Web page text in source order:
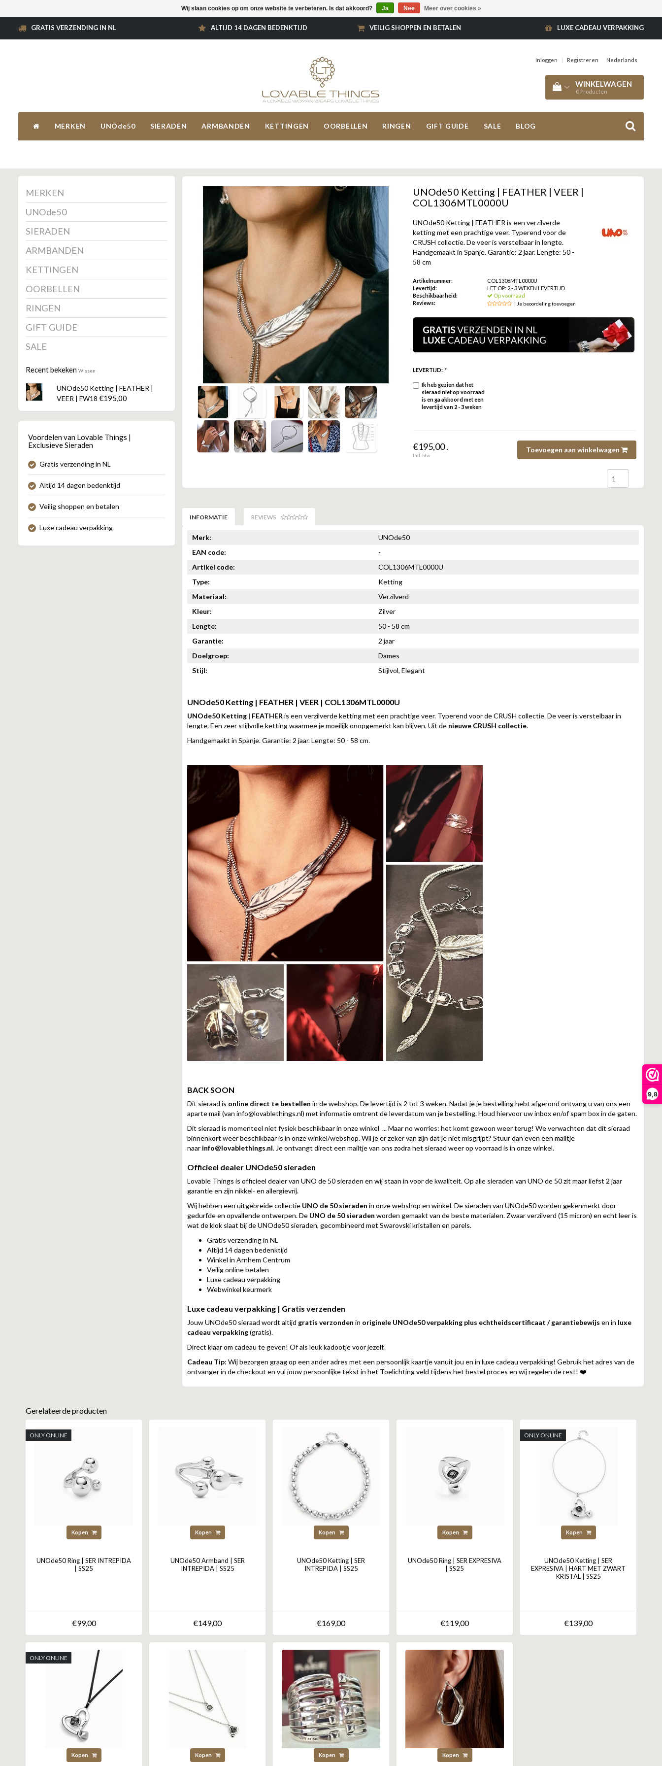
9,8
GRATIS VERZENDING IN NL ALTIJD 14 DAGEN BEDENKTIJD VEILIG SHOPPEN EN BETALEN LUXE CADEAU VERPAKKING
Inloggen | Registreren Nederlands
WINKELWAGEN
0 Producten
MERKEN UNOde50 SIERADEN ARMBANDEN KETTINGEN OORBELLEN RINGEN GIFT GUIDE SALE BLOG
MERKEN
UNOde50
SIERADEN
ARMBANDEN
KETTINGEN
OORBELLEN
RINGEN
GIFT GUIDE
SALE
Recent bekeken Wissen
UNOde50 Ketting | FEATHER |
VEER | FW18 €195,00
Voordelen van Lovable Things |
Exclusieve Sieraden
Gratis verzending in NL
Altijd 14 dagen bedenktijd
Veilig shoppen en betalen
Luxe cadeau verpakking
UNOde50 Ketting | FEATHER | VEER |
COL1306MTL0000U
UNOde50 Ketting | FEATHER is een verzilverde
ketting met een prachtige veer. Typerend voor de
CRUSH collectie. De veer is verstelbaar in lengte.
Handgemaakt in Spanje. Garantie: 2 jaar. Lengte: 50 -
58 cm
Artikelnummer:
COL1306MTL0000U
Levertijd:
LET OP: 2 - 3 WEKEN LEVERTIJD
Beschikbaarheid:
Op voorraad
Reviews:
| Je beoordeling toevoegen
LEVERTIJD: *
Ik heb gezien dat het
sieraad niet op voorraad
is en ga akkoord met een
levertijd van 2 - 3 weken
€195,00 .
Incl. btw
Toevoegen aan winkelwagen
INFORMATIE REVIEWS
Merk:
UNOde50
EAN code:
-
Artikel code:
COL1306MTL0000U
Type:
Ketting
Materiaal:
Verzilverd
Kleur:
Zilver
Lengte:
50 - 58 cm
Garantie:
2 jaar
Doelgroep:
Dames
Stijl:
Stijlvol, Elegant
UNOde50 Ketting | FEATHER | VEER | COL1306MTL0000U
UNOde50 Ketting | FEATHERis een verzilverde ketting met een prachtige veer. Typerend voor de CRUSH collectie. De veer is verstelbaar in
lengte. Een zeer stijlvolle ketting waarmee je moeilijk onopgemerkt kan blijven. Uit de nieuwe CRUSH collectie.
Handgemaakt in Spanje. Garantie: 2 jaar. Lengte: 50 - 58 cm.
BACK SOON
Dit sieraad is online direct te bestellen in de webshop. De levertijd is 2 tot 3 weken. Nadat je je bestelling hebt afgerond ontvang u van ons een
aparte mail (van info@lovablethings.nl) met informatie omtrent de leverdatum van je bestelling. Houd hiervoor uw inbox en/of spam box in de gaten.
Dit sieraad is momenteel niet fysiek beschikbaar in onze winkel ... Maar no worries: het komt gewoon weer terug! We verwachten dat dit sieraad
binnenkort weer beschikbaar is in onze winkel/webshop. Wil je er zeker van zijn dat je niet misgrijpt? Stuur dan even een mailtje
naar info@lovablethings.nl. Je ontvangt direct een mailtje van ons zodra het sieraad weer op voorraad is in onze winkel.
Officieel dealer UNOde50 sieraden
Lovable Things is officieel dealer van UNO de 50 sieraden en wij staan in voor de kwaliteit. Op alle sieraden van UNO de 50 zit maar liefst 2 jaar
garantie en zijn nikkel- en allergievrij.
Wij hebben een uitgebreide collectie UNO de 50 sieraden in onze webshop en winkel. De sieraden van UNOde50 worden gekenmerkt door
gedurfde en opvallende ontwerpen. De UNO de 50 sieraden worden gemaakt van de beste materialen. Zwaar verzilverd (15 micron) en echt leer is
wat de klok slaat bij de UNOde50 sieraden, gecombineerd met Swarovski kristallen en parels.
Gratis verzending in NL
Altijd 14 dagen bedenktijd
Winkel in Arnhem Centrum
Veilig online betalen
Luxe cadeau verpakking
Webwinkel keurmerk
Luxe cadeau verpakking | Gratis verzenden
Jouw UNOde50 sieraad wordt altijd gratis verzonden in originele UNOde50 verpakking plus echtheidscertificaat / garantiebewijs en in luxe
cadeau verpakking(gratis).
Direct klaar om cadeau te geven! Of als leuk kadootje voor jezelf.
Cadeau Tip: Wij bezorgen graag op een ander adres met een persoonlijk kaartje vanuit jou en in luxe cadeau verpakking! Gebruik het adres van de
ontvanger in de checkout en vul jouw persoonlijke tekst in het Toelichting veld tijdens het bestel proces en wij regelen de rest! ❤️
Gerelateerde producten
ONLY ONLINE
Kopen
UNOde50 Ring | SER INTREPIDA
| SS25
€99,00
Kopen
UNOde50 Armband | SER
INTREPIDA | SS25
€149,00
Kopen
UNOde50 Ketting | SER
INTREPIDA | SS25
€169,00
Kopen
UNOde50 Ring | SER EXPRESIVA
| SS25
€119,00
ONLY ONLINE
Kopen
UNOde50 Ketting | SER
EXPRESIVA | HART MET ZWART
KRISTAL | SS25
€139,00
ONLY ONLINE
Kopen Kopen Kopen Kopen
Wij slaan cookies op om onze website te verbeteren. Is dat akkoord? Ja Nee Meer over cookies »